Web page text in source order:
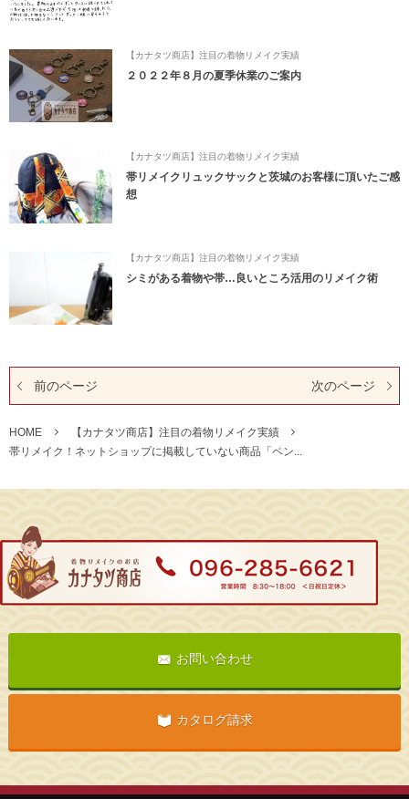
【カナタツ商店】注目の着物リメイク実績
２０２２年８月の夏季休業のご案内
【カナタツ商店】注目の着物リメイク実績
帯リメイクリュックサックと茨城のお客様に頂いたご感
想
【カナタツ商店】注目の着物リメイク実績
シミがある着物や帯…良いところ活用のリメイク術
前のページ 次のページ
HOME
【カナタツ商店】注目の着物リメイク実績
帯リメイク！ネットショップに掲載していない商品「ペン...
お問い合わせ
カタログ請求